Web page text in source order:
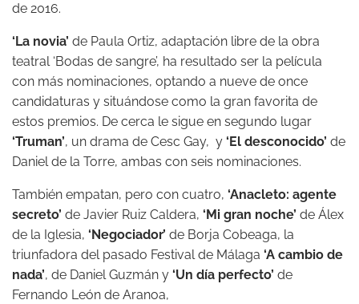
de 2016.
‘La novia’ de Paula Ortiz, adaptación libre de la obra
teatral ‘Bodas de sangre’, ha resultado ser la película
con más nominaciones, optando a nueve de once
candidaturas y situándose como la gran favorita de
estos premios. De cerca le sigue en segundo lugar
‘Truman’, un drama de Cesc Gay, y ‘El desconocido’ de
Daniel de la Torre, ambas con seis nominaciones.
También empatan, pero con cuatro, ‘Anacleto: agente
secreto’ de Javier Ruiz Caldera, ‘Mi gran noche’ de Álex
de la Iglesia, ‘Negociador’ de Borja Cobeaga, la
triunfadora del pasado Festival de Málaga ‘A cambio de
nada’, de Daniel Guzmán y ‘Un día perfecto’ de
Fernando León de Aranoa,